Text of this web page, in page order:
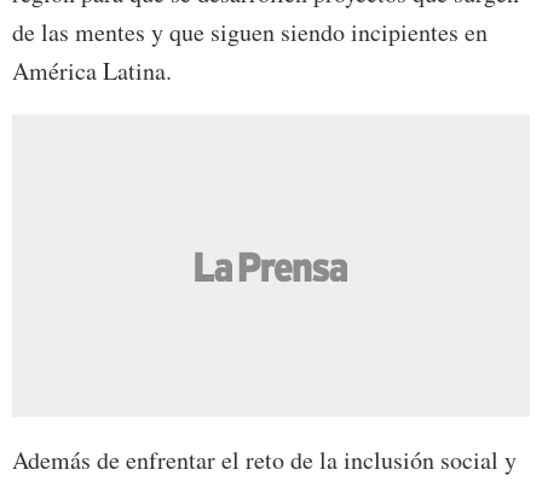
de las mentes y que siguen siendo incipientes en
América Latina.
Además de enfrentar el reto de la inclusión social y